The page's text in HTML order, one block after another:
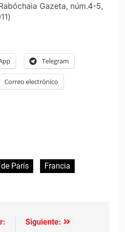
Gazeta, núm.4-5,
)
Telegram
Correo electrónico
París
Francia
Siguiente: